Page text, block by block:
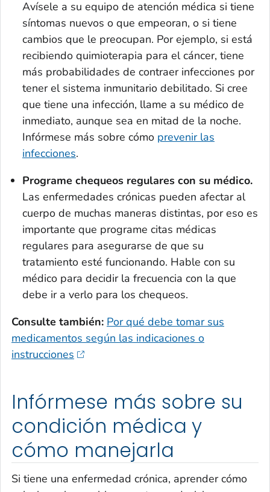
Avísele a su equipo de atención médica si tiene
síntomas nuevos o que empeoran, o si tiene
cambios que le preocupan. Por ejemplo, si está
recibiendo quimioterapia para el cáncer, tiene
más probabilidades de contraer infecciones por
tener el sistema inmunitario debilitado. Si cree
que tiene una infección, llame a su médico de
inmediato, aunque sea en mitad de la noche.
Infórmese más sobre cómo prevenir las
infecciones.
Programe chequeos regulares con su médico.
Las enfermedades crónicas pueden afectar al
cuerpo de muchas maneras distintas, por eso es
importante que programe citas médicas
regulares para asegurarse de que su
tratamiento esté funcionando. Hable con su
médico para decidir la frecuencia con la que
debe ir a verlo para los chequeos.
Consulte también: Por qué debe tomar sus
medicamentos según las indicaciones o
instrucciones
Infórmese más sobre su
condición médica y
cómo manejarla
Si tiene una enfermedad crónica, aprender cómo